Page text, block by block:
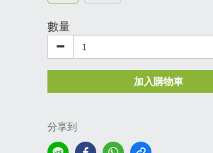
數量
加入購物車
分享到